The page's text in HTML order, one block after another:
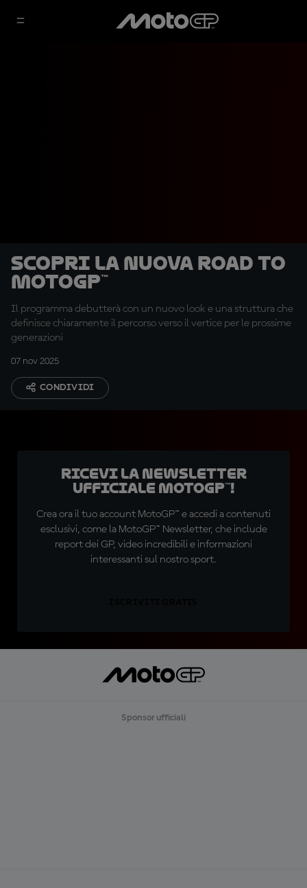
Scopri la nuova Road to
MotoGP™
Il programma debutterà con un nuovo look e una struttura che
definisce chiaramente il percorso verso il vertice per le prossime
generazioni
07 nov 2025
CONDIVIDI
Ricevi la newsletter
ufficiale MotoGP™!
Crea ora il tuo account MotoGP™ e accedi a contenuti
esclusivi, come la MotoGP™ Newsletter, che include
report dei GP, video incredibili e informazioni
interessanti sul nostro sport.
Sponsor ufficiali